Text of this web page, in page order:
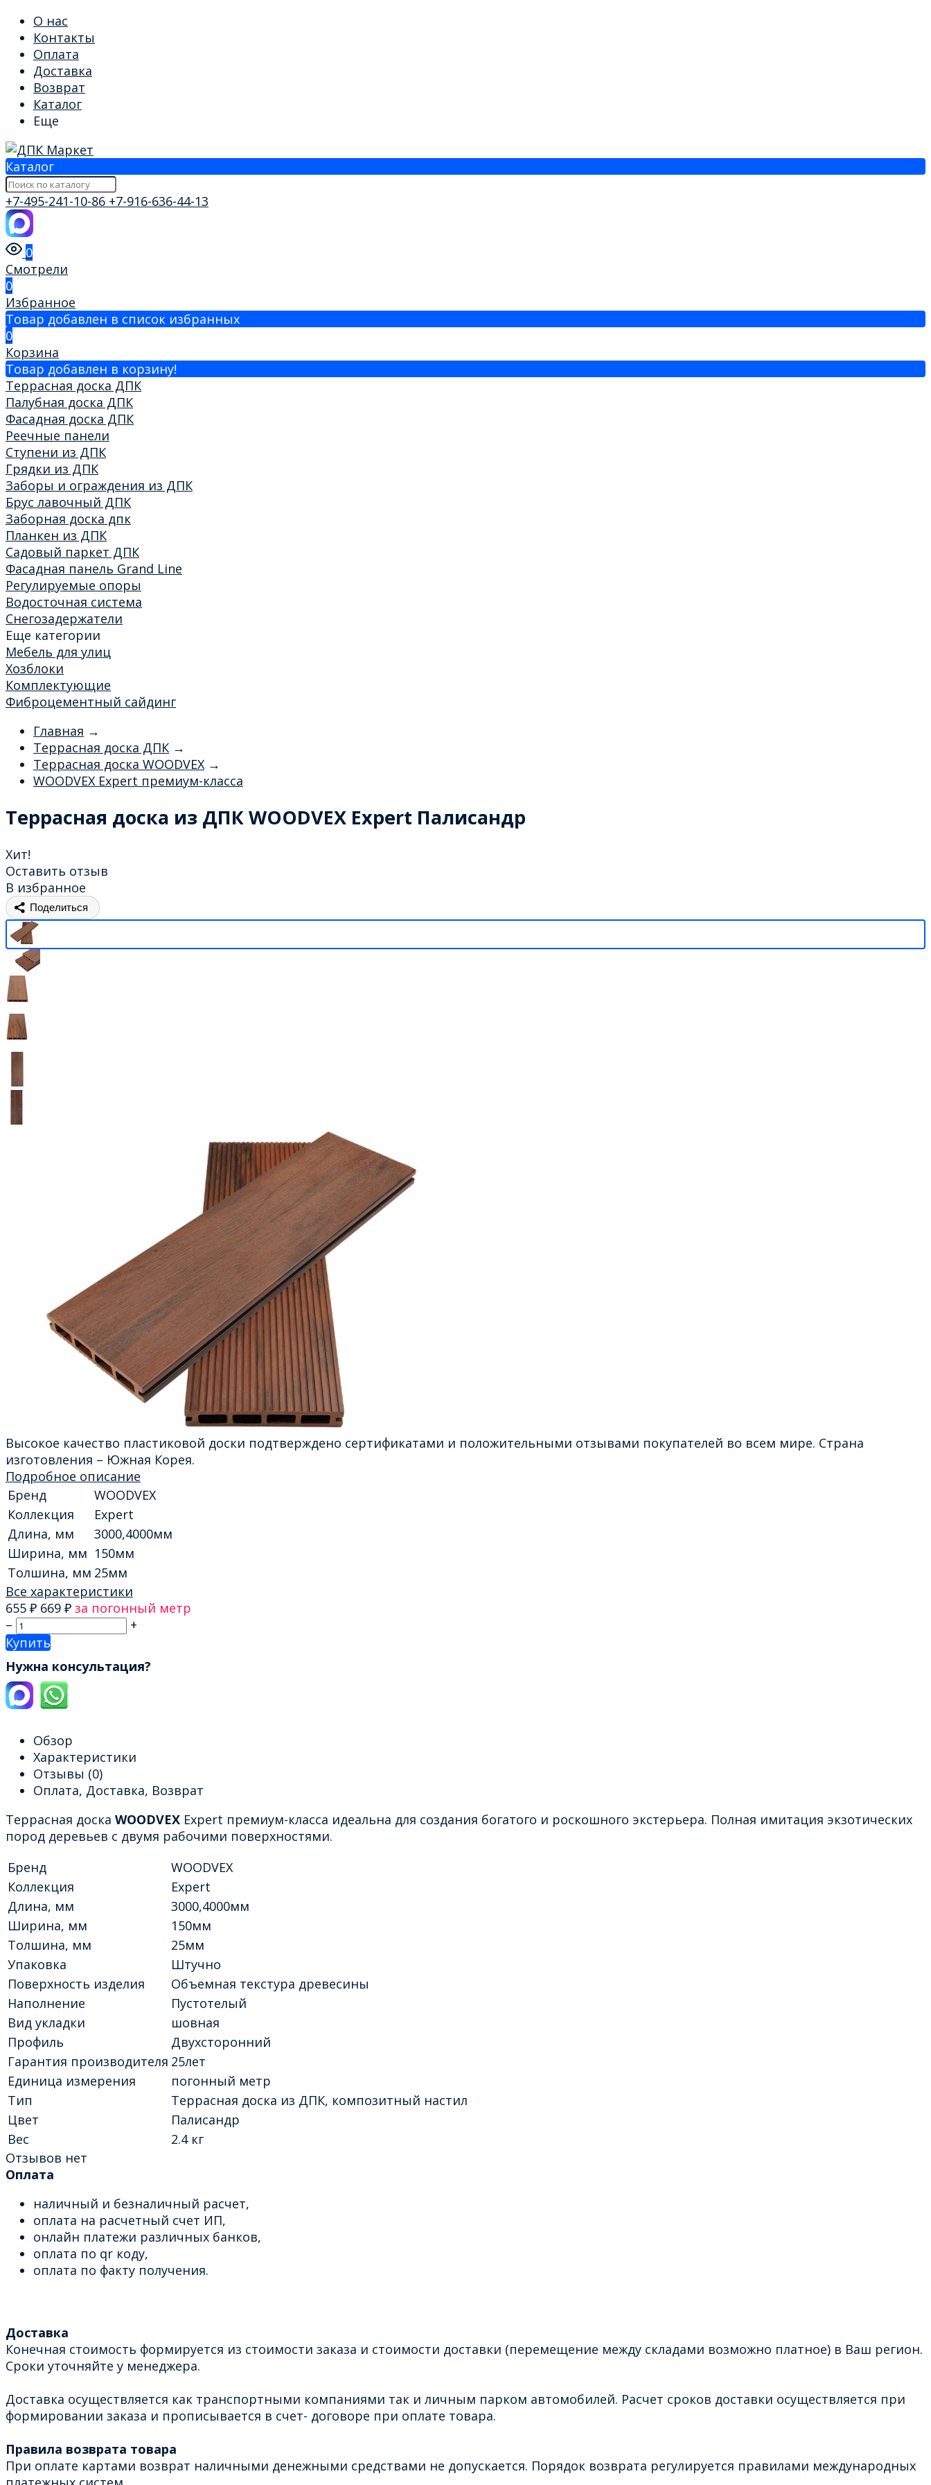
О нас
Контакты
Оплата
Доставка
Возврат
Каталог
Еще
Каталог
+7-495-241-10-86 +7-916-636-44-13
0
Смотрели
0
Избранное
Товар добавлен в список избранных
0
Корзина
Товар добавлен в корзину!
Террасная доска ДПК
Палубная доска ДПК
Фасадная доска ДПК
Реечные панели
Ступени из ДПК
Грядки из ДПК
Заборы и ограждения из ДПК
Брус лавочный ДПК
Заборная доска дпк
Планкен из ДПК
Садовый паркет ДПК
Фасадная панель Grand Line
Регулируемые опоры
Водосточная система
Снегозадержатели
Еще категории
Мебель для улиц
Хозблоки
Комплектующие
Фиброцементный сайдинг
Главная →
Террасная доска ДПК →
Террасная доска WOODVEX →
WOODVEX Expert премиум-класса
Террасная доска из ДПК WOODVEX Expert Палисандр
Хит!
Оставить отзыв
В избранное
Поделиться
Высокое качество пластиковой доски подтверждено сертификатами и положительными отзывами покупателей во всем мире. Страна
изготовления – Южная Корея.
Подробное описание
Бренд
WOODVEX
Коллекция
Expert
Длина, мм
3000,4000мм
Ширина, мм 150мм
Толшина, мм 25мм
Все характеристики
655 ₽ 669 ₽ за погонный метр
–
+
Купить
Нужна консультация?
Обзор
Характеристики
Отзывы (0)
Оплата, Доставка, Возврат
Террасная доска WOODVEX Expert премиум-класса идеальна для создания богатого и роскошного экстерьера. Полная имитация экзотических
пород деревьев с двумя рабочими поверхностями.
Бренд
WOODVEX
Коллекция
Expert
Длина, мм
3000,4000мм
Ширина, мм
150мм
Толшина, мм
25мм
Упаковка
Штучно
Поверхность изделия
Объемная текстура древесины
Наполнение
Пустотелый
Вид укладки
шовная
Профиль
Двухсторонний
Гарантия производителя 25лет
Единица измерения
погонный метр
Тип
Террасная доска из ДПК, композитный настил
Цвет
Палисандр
Вес
2.4 кг
Отзывов нет
Оплата
наличный и безналичный расчет,
оплата на расчетный счет ИП,
онлайн платежи различных банков,
оплата по qr коду,
оплата по факту получения.
Доставка
Конечная стоимость формируется из стоимости заказа и стоимости доставки (перемещение между складами возможно платное) в Ваш регион.
Сроки уточняйте у менеджера.
Доставка осуществляется как транспортными компаниями так и личным парком автомобилей. Расчет сроков доставки осуществляется при
формировании заказа и прописывается в счет- договоре при оплате товара.
Правила возврата товара
При оплате картами возврат наличными денежными средствами не допускается. Порядок возврата регулируется правилами международных